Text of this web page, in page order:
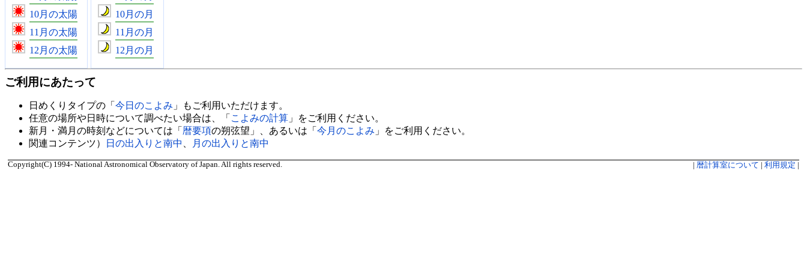
10月の太陽
11月の太陽
12月の太陽
10月の月
11月の月
12月の月
ご利用にあたって
日めくりタイプの「 今日のこよみ 」もご利用いただけます。
任意の場所や日時について調べたい場合は、「 こよみの計算 」をご利用ください。
新月・満月の時刻などについては「 暦要項の朔弦望」、あるいは「 今月のこよみ 」をご利用ください。
関連コンテンツ）
日の出入りと南中 月の出入りと南中
Copyright(C) 1994- National Astronomical Observatory of Japan. All rights reserved. | 暦計算室について | 利用規定 |